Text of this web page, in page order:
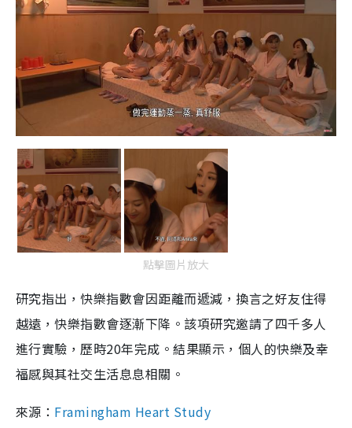
點擊圖片放大
研究指出，快樂指數會因距離而遞減，換言之好友住得
越遠，快樂指數會逐漸下降。該項研究邀請了四千多人
進行實驗，歷時20年完成。結果顯示，個人的快樂及幸
福感與其社交生活息息相關。
來源： Framingham Heart Study